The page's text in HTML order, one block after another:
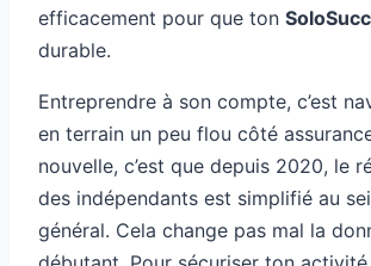
efficacement pour que ton
durable.
Entreprendre à son compte, c’est
en terrain un peu flou côté
nouvelle, c’est que depuis 2020, le
des indépendants est simplifié au
général. Cela change pas mal la